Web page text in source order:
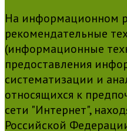
На информационном
рекомендательные
(информационные
предоставления
систематизации и
относящихся к
сети "Интернет",
Российской